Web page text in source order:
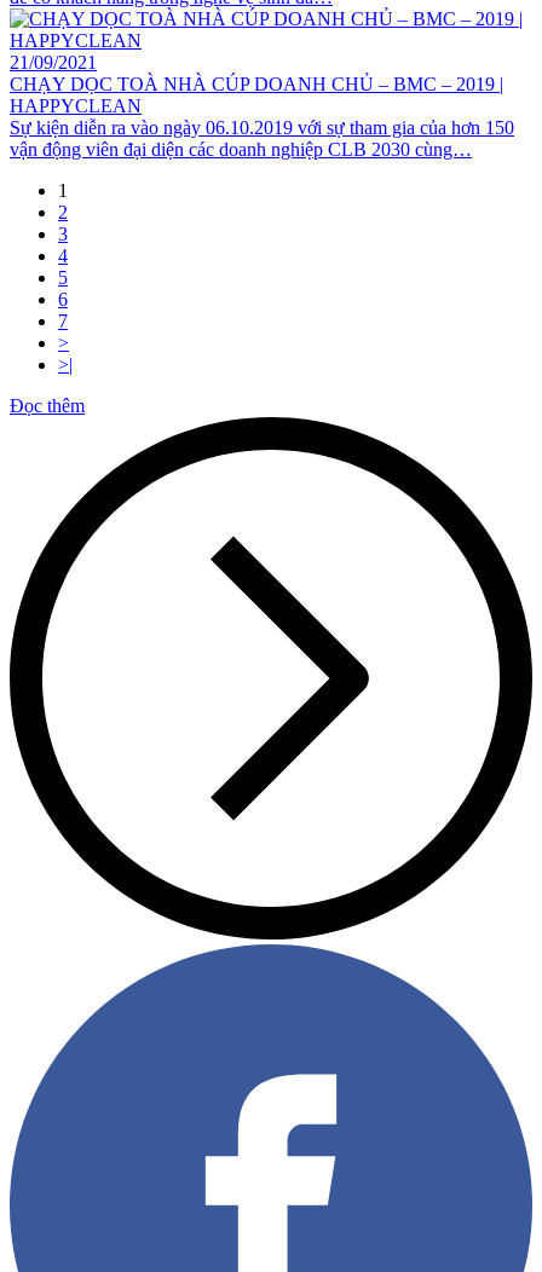
21/09/2021
CHẠY DỌC TOÀ NHÀ CÚP DOANH CHỦ – BMC – 2019 |
HAPPYCLEAN
Sự kiện diễn ra vào ngày 06.10.2019 với sự tham gia của hơn 150
vận động viên đại diện các doanh nghiệp CLB 2030 cùng…
1
2
3
4
5
6
7
>
>|
Đọc thêm